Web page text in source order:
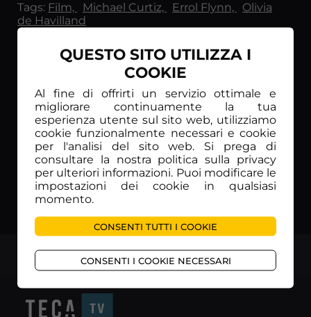
Tags: Film, Michael Curtiz, Errol Flynn,
Olivia
de Havilland
Guarda anche
TOP
QUESTO SITO UTILIZZA I
COOKIE
Al fine di offrirti un servizio ottimale e
migliorare continuamente la tua
esperienza utente sul sito web, utilizziamo
cookie funzionalmente necessari e cookie
per l'analisi del sito web. Si prega di
consultare la nostra politica sulla privacy
per ulteriori informazioni. Puoi modificare le
impostazioni dei cookie in qualsiasi
momento.
CONSENTI TUTTI I COOKIE
CONSENTI I COOKIE NECESSARI